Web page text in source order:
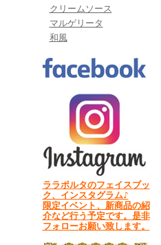
クリームソース
マルゲリータ
和風
ララポルタのフェイスブッ
ク、インスタグラム♪
限定イベント、新商品の紹
介など行う予定です。是非
フォローお願い致します。